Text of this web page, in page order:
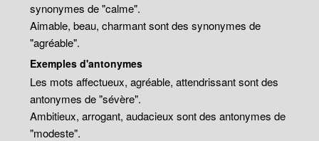
synonymes de "calme".
Aimable, beau, charmant sont des synonymes de
"agréable".
Exemples d'antonymes
Les mots affectueux, agréable, attendrissant sont des
antonymes de "sévère".
Ambitieux, arrogant, audacieux sont des antonymes de
"modeste".